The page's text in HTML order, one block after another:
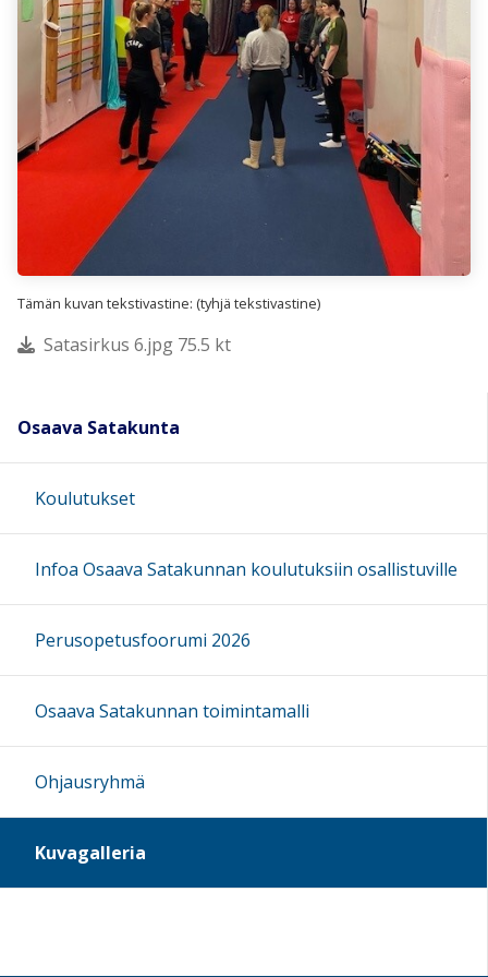
Tämän kuvan tekstivastine: (tyhjä tekstivastine)
Satasirkus 6.jpg 75.5 kt
Osaava Satakunta
Koulutukset
Infoa Osaava Satakunnan koulutuksiin osallistuville
Perusopetusfoorumi 2026
Osaava Satakunnan toimintamalli
Ohjausryhmä
Kuvagalleria